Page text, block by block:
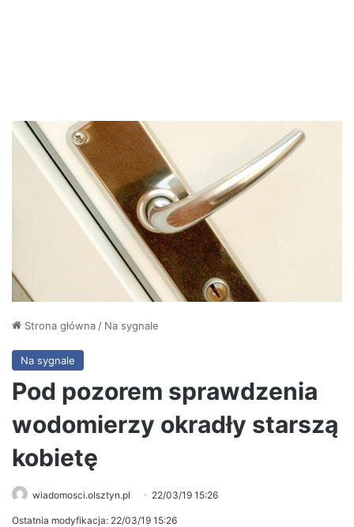
Strona główna / Na sygnale
Na sygnale
Pod pozorem sprawdzenia
wodomierzy okradły starszą
kobietę
wiadomosci.olsztyn.pl 22/03/19 15:26
Ostatnia modyfikacja: 22/03/19 15:26